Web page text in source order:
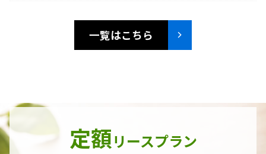
一覧はこちら
定額リースプラン